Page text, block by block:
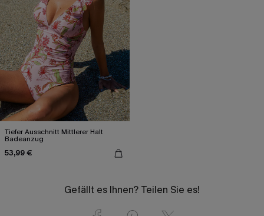
Tiefer Ausschnitt Mittlerer Halt
Badeanzug
53,99 €
Gefällt es Ihnen? Teilen Sie es!